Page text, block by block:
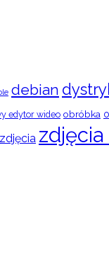
debian
edytor wideo obróbka
zdjęcia zdjęcia